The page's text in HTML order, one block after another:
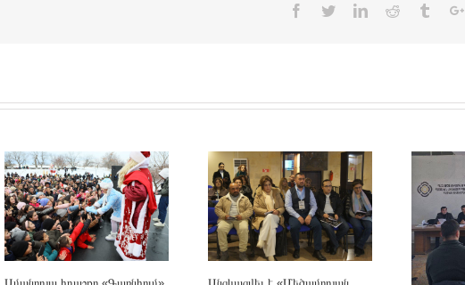
Facebook
TwitterLinkedinReddit Tumblr
Անցկացվել է «Մեծամորյան